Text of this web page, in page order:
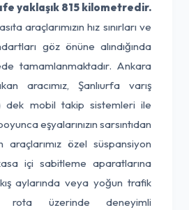
yaklaşık 815 kilometredir.
araçlarımızın hız sınırları ve
göz önüne alındığında
tamamlanmaktadır. Ankara
aracımız, Şanlıurfa varış
dek mobil takip sistemleri ile
eşyalarınızın sarsıntıdan
araçlarımız özel süspansiyon
içi sabitleme aparatlarına
aylarında veya yoğun trafik
rota üzerinde deneyimli